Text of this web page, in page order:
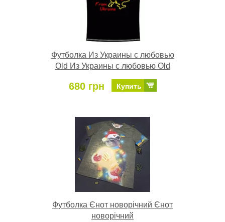
Футболка Из Украины с любовью
Old Из Украины с любовью Old
680 грн Купить
Футболка Єнот новорічний Єнот
новорічний